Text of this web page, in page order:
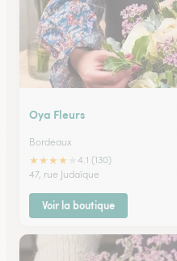
Oya Fleurs
Bordeaux
★★★★
4.1 (130)
47, rue Judaïque
Voir la boutique